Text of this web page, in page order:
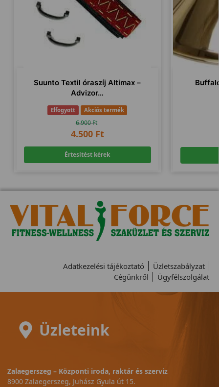
Suunto Textil óraszíj Altimax –
Advizor…
Elfogyott Akciós termék
6.900Ft
4.500 Ft
Értesítést kérek
Adatkezelési tájékoztató
Üzletszabályzat
Cégünkről
Ügyfélszolgálat
Üzleteink
Zalaegerszeg – Központi iroda, raktár és szerviz
8900 Zalaegerszeg, Juhász Gyula út 15.